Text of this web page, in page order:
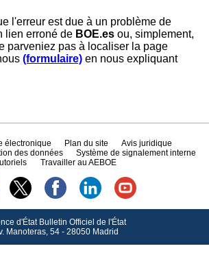
l'erreur est due à un problème de
lien erroné de BOE.es ou, simplement,
parveniez pas à localiser la page
(formulaire) en nous expliquant
électronique Plan du site
Avis juridique
des données
Système de signalement interne
Travailler au AEBOE
d'État Bulletin Officiel de l'État
Manoteras, 54 - 28050 Madrid